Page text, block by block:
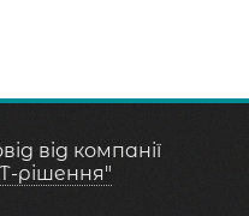
від компанії
рішення"